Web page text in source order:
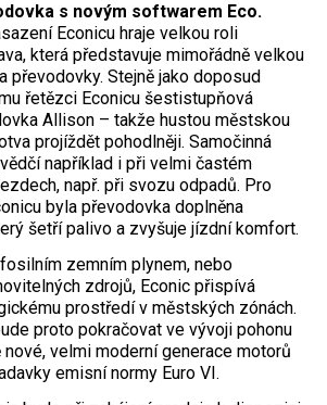
s novým softwarem Eco.
Econicu hraje velkou roli
která představuje mimořádně velkou
převodovky. Stejně jako doposud
řetězci Econicu šestistupňová
Allison – takže hustou městskou
projíždět pohodlněji. Samočinná
například i při velmi častém
např. při svozu odpadů. Pro
byla převodovka doplněna
šetří palivo a zvyšuje jízdní komfort.
zemním plynem, nebo
zdrojů, Econic přispívá
prostředí v městských zónách.
proto pokračovat ve vývoji pohonu
nové, velmi moderní generace motorů
emisní normy Euro VI.